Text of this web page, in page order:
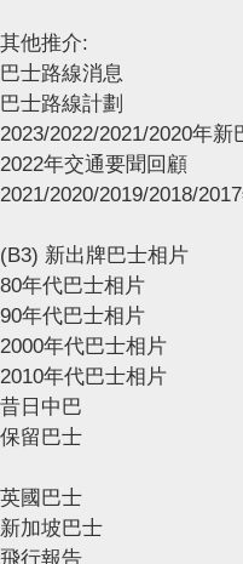
其他推介:
巴士路線消息
巴士路線計劃
2023/2022/2021/2020年新
2022年交通要聞回顧
2021/2020/2019/2018/
(B3) 新出牌巴士相片
80年代巴士相片
90年代巴士相片
2000年代巴士相片
2010年代巴士相片
昔日中巴
保留巴士
英國巴士
新加坡巴士
飛行報告